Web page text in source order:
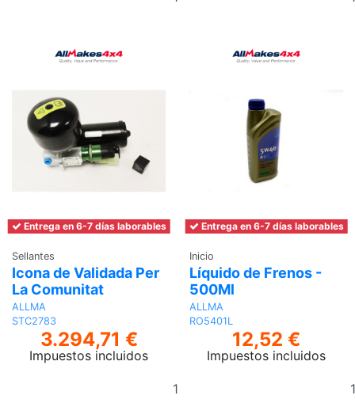
Entrega en 6-7 días laborables
Sellantes
Icona de Validada Per
La Comunitat
ALLMA
STC2783
3.294,71 €
Impuestos incluidos
Entrega en 6-7 días laborables
Inicio
Líquido de Frenos -
500Ml
ALLMA
RO5401L
12,52 €
Impuestos incluidos